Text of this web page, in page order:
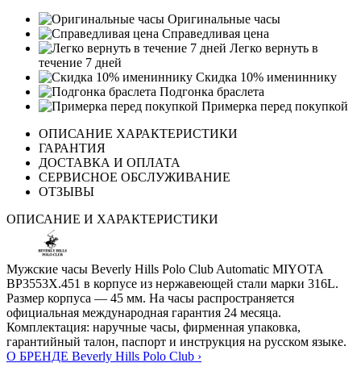
Оригинальные часы
Справедливая цена
Легко вернуть в
течение 7 дней
Скидка 10% имениннику
Подгонка браслета
Примерка перед покупкой
ОПИСАНИЕ ХАРАКТЕРИСТИКИ
ГАРАНТИЯ
ДОСТАВКА И ОПЛАТА
СЕРВИСНОЕ ОБСЛУЖИВАНИЕ
ОТЗЫВЫ
ОПИСАНИЕ И ХАРАКТЕРИСТИКИ
Мужские часы Beverly Hills Polo Club Automatic MIYOTA
BP3553X.451 в корпусе из нержавеющей стали марки 316L.
Размер корпуса — 45 мм. На часы распространяется
официальная международная гарантия 24 месяца.
Комплектация: наручные часы, фирменная упаковка,
гарантийный талон, паспорт и инструкция на русском языке.
О БРЕНДЕ Beverly Hills Polo Club ›